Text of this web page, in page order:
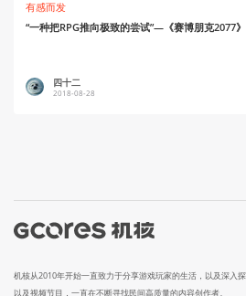
有感而发
“一种把RPG推向极致的尝试”—《赛博朋克2077》
四十二
2018-08-28
机核从2010年开始一直致力于分享游戏玩家的生活，以及深入
以及视频节目，一直在不断寻找民间高质量的内容创作者。